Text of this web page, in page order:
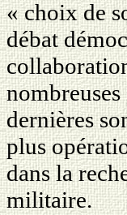
« choix de
débat
dernières
plus
dans la
militaire.